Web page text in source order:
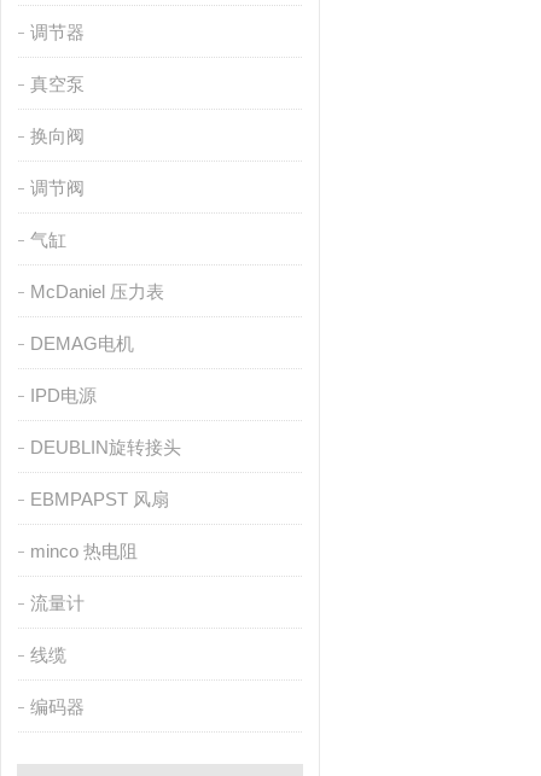
调节器
真空泵
换向阀
调节阀
气缸
McDaniel 压力表
DEMAG电机
IPD电源
DEUBLIN旋转接头
EBMPAPST 风扇
minco 热电阻
流量计
线缆
编码器